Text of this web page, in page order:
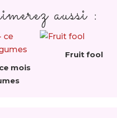
aussi :
mois
Fruit fool